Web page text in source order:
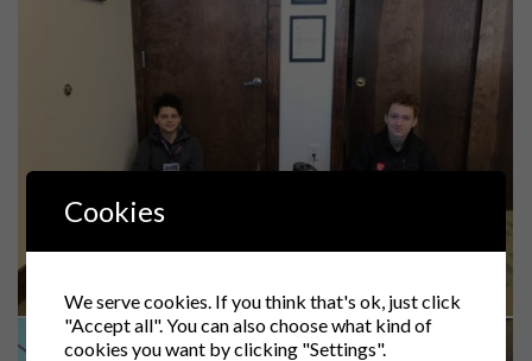
Cookies
We serve cookies. If you think that's ok, just click
"Accept all". You can also choose what kind of
cookies you want by clicking "Settings".